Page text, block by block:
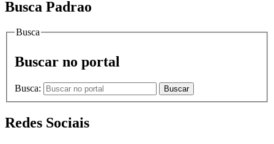
Busca Padrao
Busca
Buscar no portal
Busca: Buscar
Redes Sociais